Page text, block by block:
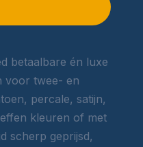
betaalbare én luxe
voor twee- en
percale, satijn,
kleuren of met
scherp geprijsd,